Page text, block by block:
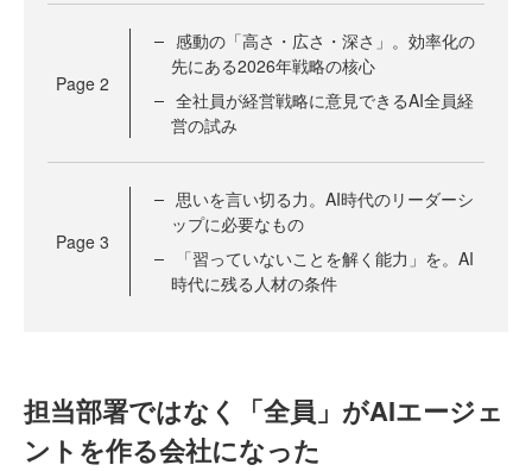
Page 2
感動の「高さ・広さ・深さ」。効率化の
先にある2026年戦略の核心
全社員が経営戦略に意見できるAI全員経
営の試み
Page 3
思いを言い切る力。AI時代のリーダーシ
ップに必要なもの
「習っていないことを解く能力」を。AI
時代に残る人材の条件
担当部署ではなく「全員」がAIエージェ
ントを作る会社になった